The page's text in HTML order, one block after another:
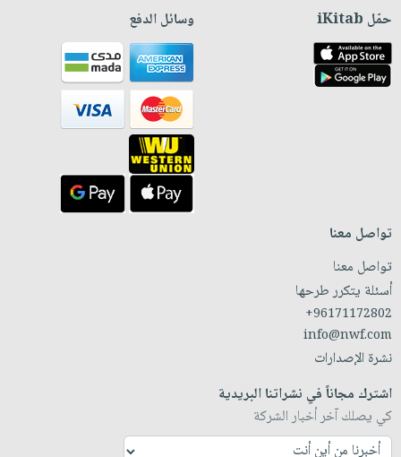
حمّل iKitab وسائل الدفع
تواصل معنا
تواصل معنا
أسئلة يتكرر طرحها
+96171172802
info@nwf.com
نشرة الإصدارات
اشترك مجاناً في نشراتنا البريدية
كي يصلك آخر أخبار الشركة